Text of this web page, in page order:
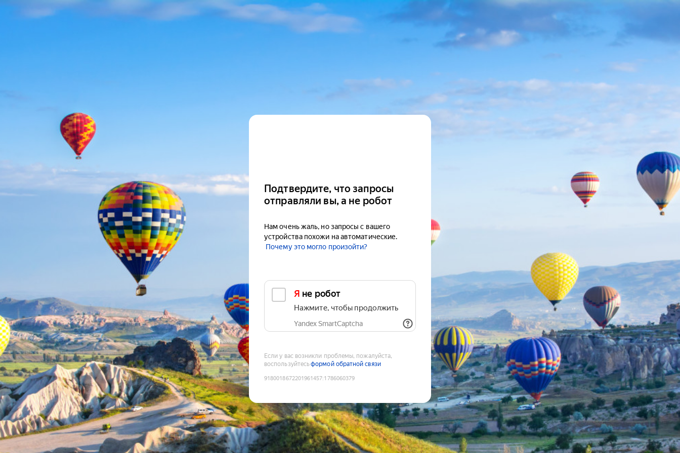
Подтвердите, что запросы
отправляли вы, а не робот
Нам очень жаль, но запросы с вашего
устройства похожи на автоматические.
Почему это могло произойти?
Я не робот
Нажмите, чтобы продолжить
Yandex SmartCaptcha
Если у вас возникли проблемы, пожалуйста,
воспользуйтесьформой обратной связи
9180018672201961457:1786060379